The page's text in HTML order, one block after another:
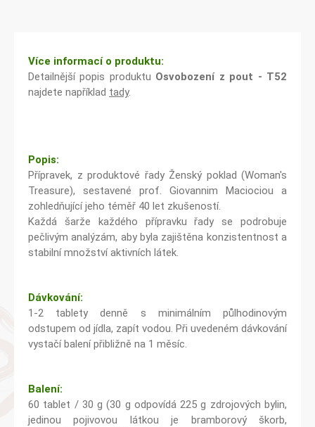
Více informací o produktu:
Detailnější popis produktu Osvobození z pout - T52
najdete například tady.
Popis:
Přípravek, z produktové řady Ženský poklad (Woman's
Treasure), sestavené prof. Giovannim Maciociou a
zohledňující jeho téměř 40 let zkušeností.
Každá šarže každého přípravku řady se podrobuje
pečlivým analýzám, aby byla zajištěna konzistentnost a
stabilní množství aktivních látek.
Dávkování:
1-2 tablety denně s minimálním půlhodinovým
odstupem od jídla, zapít vodou. Při uvedeném dávkování
vystačí balení přibližně na 1 měsíc.
Balení:
60 tablet / 30 g (30 g odpovídá 225 g zdrojových bylin,
jedinou pojivovou látkou je bramborový škorb,